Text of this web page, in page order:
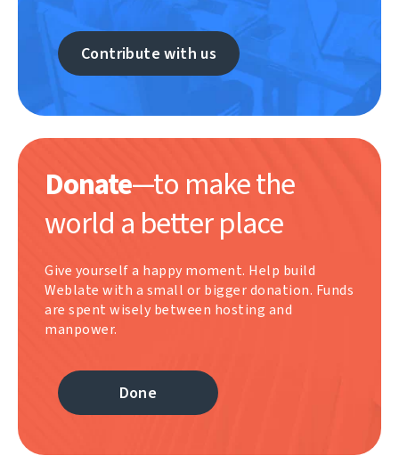
Contribute with us
Donate—to make the
world a better place
Give yourself a happy moment. Help build
Weblate with a small or bigger donation. Funds
are spent wisely between hosting and
manpower.
Done